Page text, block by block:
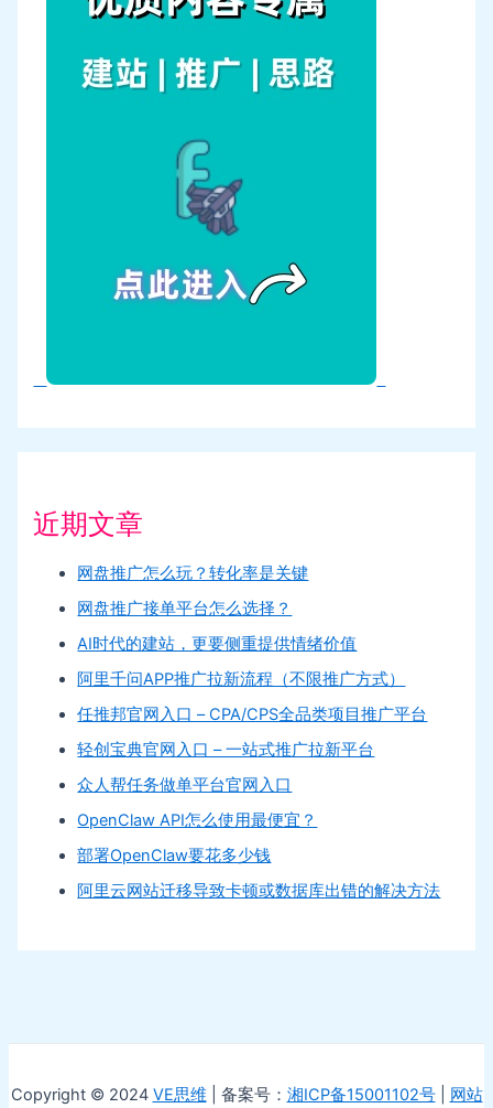
近期文章
网盘推广怎么玩？转化率是关键
网盘推广接单平台怎么选择？
AI时代的建站，更要侧重提供情绪价值
阿里千问APP推广拉新流程（不限推广方式）
任推邦官网入口 – CPA/CPS全品类项目推广平台
轻创宝典官网入口 – 一站式推广拉新平台
众人帮任务做单平台官网入口
OpenClaw API怎么使用最便宜？
部署OpenClaw要花多少钱
阿里云网站迁移导致卡顿或数据库出错的解决方法
Copyright © 2024 VE思维 | 备案号： 湘ICP备15001102号| 网站